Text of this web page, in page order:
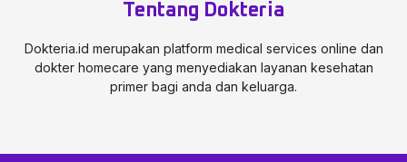
Tentang Dokteria
Dokteria.id merupakan platform medical services online dan
dokter homecare yang menyediakan layanan kesehatan
primer bagi anda dan keluarga.